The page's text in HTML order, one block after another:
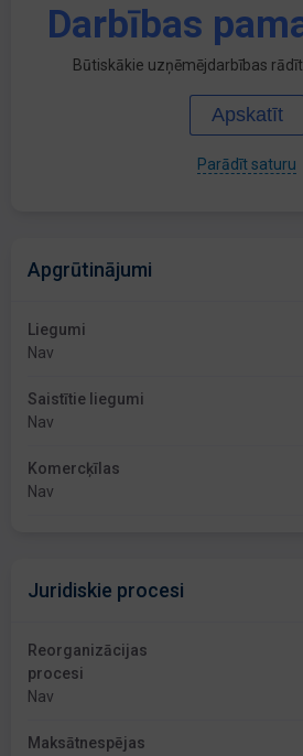
Darbības
Būtiskākie uzņēmējdarbības
Apskatīt
Parādīt saturu
Apgrūtinājumi
Liegumi
Nav
Saistītie liegumi
Nav
Komercķīlas
Nav
Juridiskie procesi
Reorganizācijas
procesi
Nav
Maksātnespējas